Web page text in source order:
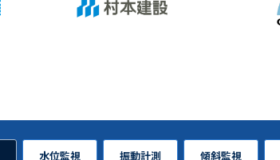
水位監視 振動計測 傾斜監視